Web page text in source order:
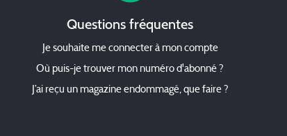
Questions fréquentes
Je souhaite me connecter à mon compte
Où puis-je trouver mon numéro d'abonné ?
J’ai reçu un magazine endommagé, que faire ?